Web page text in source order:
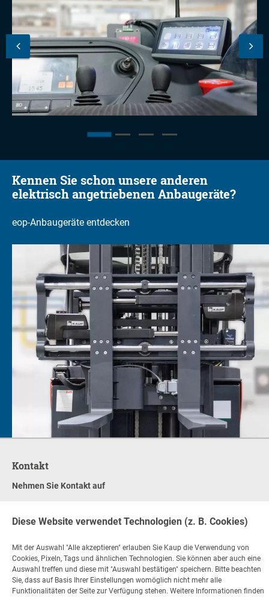
Kennen Sie schon unsere anderen
elektrisch angetriebenen Anbaugeräte?
eop-Anbaugeräte entdecken
Kontakt
Nehmen Sie Kontakt auf
Mo - Fr 08:00 - 17:00
© Copyright KAUP GmbH & Co. KG
Rechtliche Hinweise
Code of Conduct
Impressum Datenschutz
AGB
Feedback gem. Hinweisgeberschutzgesetz (HinSchG)
Diese Website verwendet Technologien (z. B. Cookies)
Mit der Auswahl "Alle akzeptieren" erlauben Sie Kaup die Verwendung von
Cookies, Pixeln, Tags und ähnlichen Technologien. Sie können aber auch eine
Auswahl treffen und diese mit "Auswahl bestätigen" speichern. Bitte beachten
Sie, dass auf Basis Ihrer Einstellungen womöglich nicht mehr alle
Funktionalitäten der Seite zur Verfügung stehen. Weitere Informationen finden